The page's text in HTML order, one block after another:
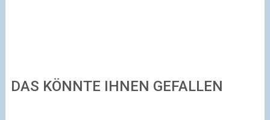
DAS KÖNNTE IHNEN GEFALLEN